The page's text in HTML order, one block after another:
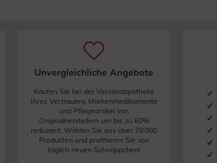
Unvergleichliche Angebote
Kaufen Sie bei der Versandapotheke
Ihres Vertrauens Markenmedikamente
und Pflegeartikel von
Originalherstellern um bis zu 60%
reduziert. Wählen Sie aus über 70.000
Produkten und profitieren Sie von
täglich neuen Schnäppchen!